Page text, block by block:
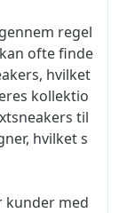
regel
ofte finde
hvilket
kollektio
til
hvilket s
kunder med